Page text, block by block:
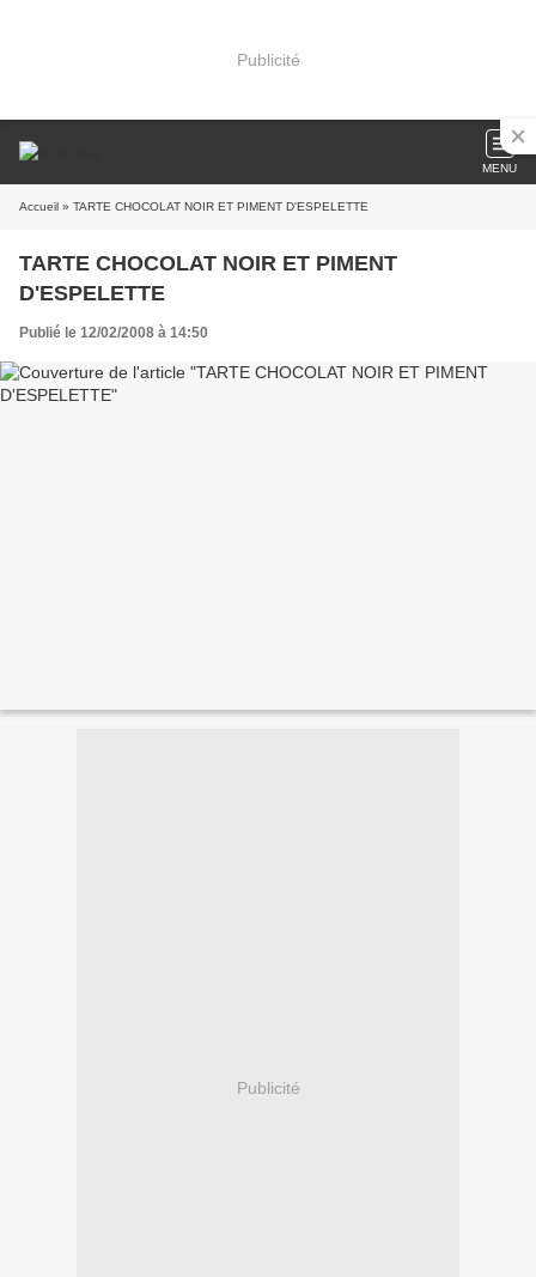
Publicité
MENU
Accueil » TARTE CHOCOLAT NOIR ET PIMENT D'ESPELETTE
TARTE CHOCOLAT NOIR ET PIMENT
D'ESPELETTE
Publié le 12/02/2008 à 14:50
Publicité